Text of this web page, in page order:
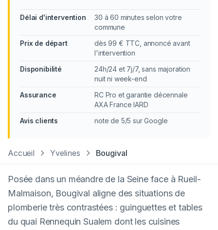
Délai d'intervention
30 à 60 minutes selon votre
commune
Prix de départ
dès 99 € TTC, annoncé avant
l'intervention
Disponibilité
24h/24 et 7j/7, sans majoration
nuit ni week-end
Assurance
RC Pro et garantie décennale
AXA France IARD
Avis clients
note de 5/5 sur Google
Accueil Yvelines Bougival
Posée dans un méandre de la Seine face à Rueil-
Malmaison, Bougival aligne des situations de
plomberie très contrastées : guinguettes et tables
du quai Rennequin Sualem dont les cuisines